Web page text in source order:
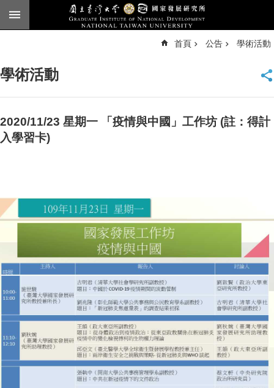
跳到主要內容區塊
臺
頁
English
本
簡
本
員
博
士
班
碩
首頁 公告 學術活動
學術活動
2020/11/23 星期一 「疫情與中國」工作坊 (註：得計
入學習卡)